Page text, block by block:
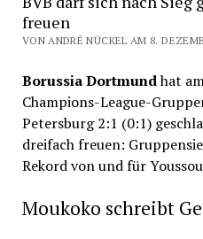
freuen
VON ANDRÉ NÜCKEL AM 8.
Borussia Dortmundhat
Champions-League-
Petersburg 2:1 (0:1)
dreifach freuen:
Rekord von und für
Moukoko schreibt